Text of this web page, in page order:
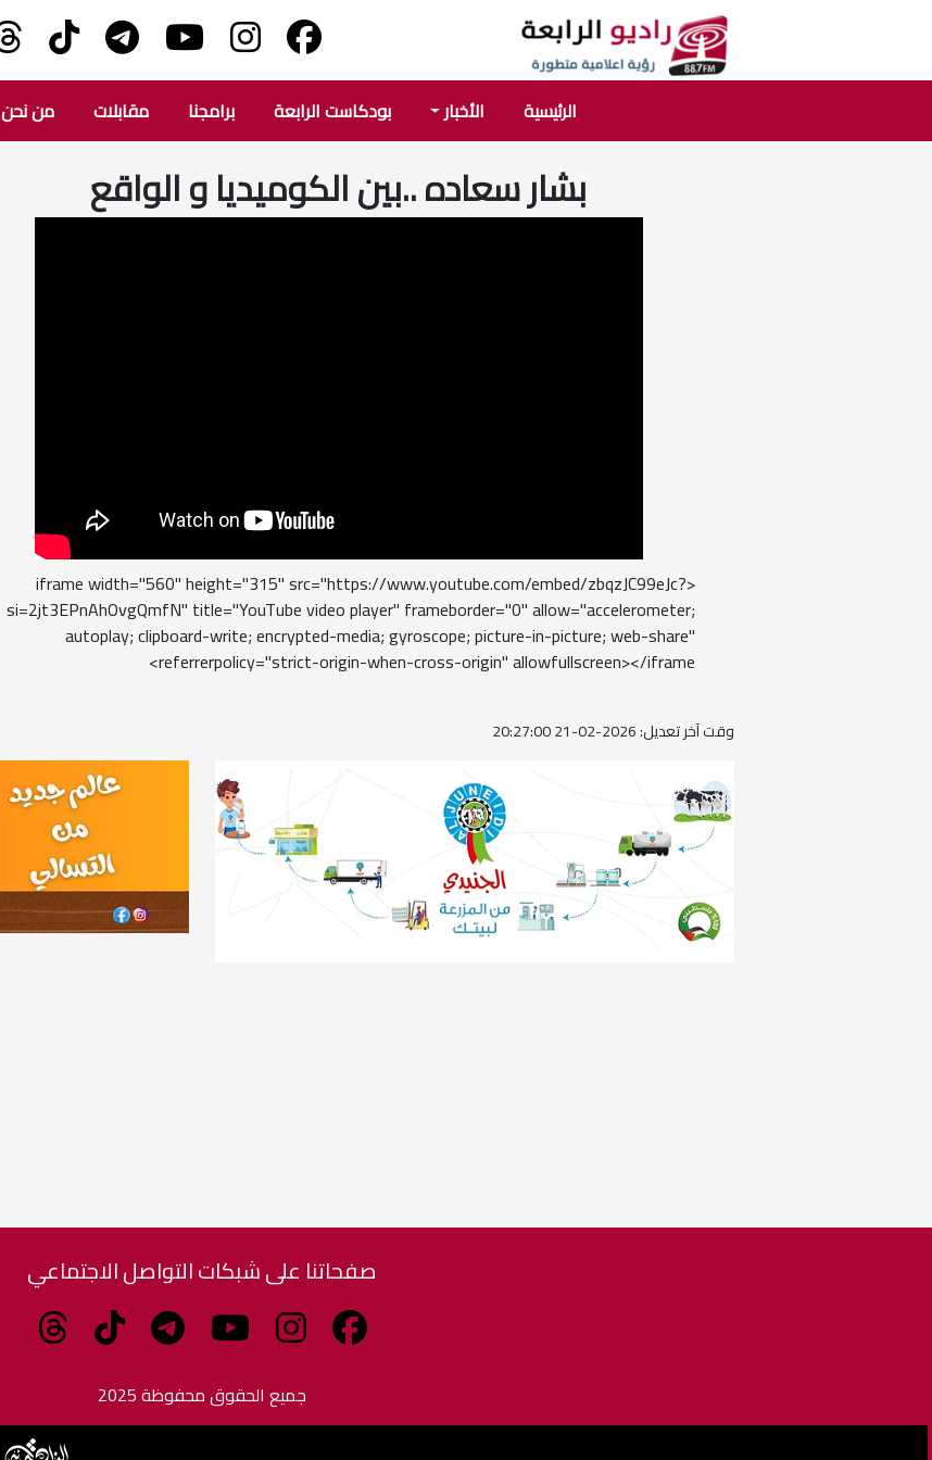
الرئيسية الأخبار بودكاست الرابعة برامجنا مقابلات من نحن
بشار سعاده ..بين الكوميديا و الواقع
<iframe width="560" height="315" src="https://www.youtube.com/embed/zbqzJC99eJc?
si=2jt3EPnAhOvgQmfN" title="YouTube video player" frameborder="0" allow="accelerometer;
autoplay; clipboard-write; encrypted-media; gyroscope; picture-in-picture; web-share"
referrerpolicy="strict-origin-when-cross-origin" allowfullscreen></iframe>
وقت آخر تعديل: 2026-02-21 20:27:00
صفحاتنا على شبكات التواصل الاجتماعي
جميع الحقوق محفوظة 2025